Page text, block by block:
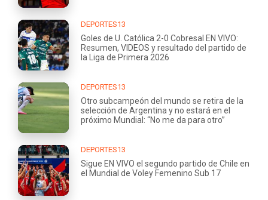
DEPORTES13
Goles de U. Católica 2-0 Cobresal EN VIVO:
Resumen, VIDEOS y resultado del partido de
la Liga de Primera 2026
DEPORTES13
Otro subcampeón del mundo se retira de la
selección de Argentina y no estará en el
próximo Mundial: “No me da para otro”
DEPORTES13
Sigue EN VIVO el segundo partido de Chile en
el Mundial de Voley Femenino Sub 17